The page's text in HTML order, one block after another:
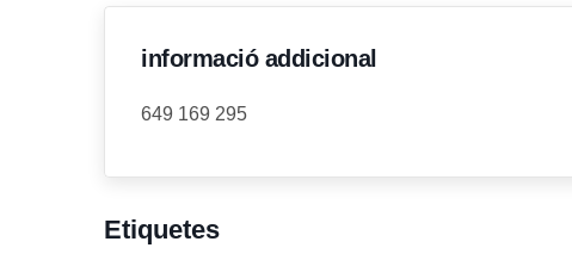
informació addicional
649 169 295
Etiquetes